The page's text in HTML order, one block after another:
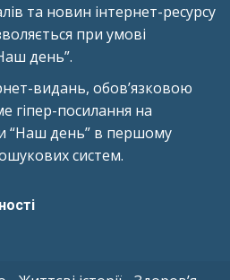
та новин інтернет-ресурсу
при умові
день”.
видань, обов’язковою
гіпер-посилання на
“Наш день” в першому
систем.